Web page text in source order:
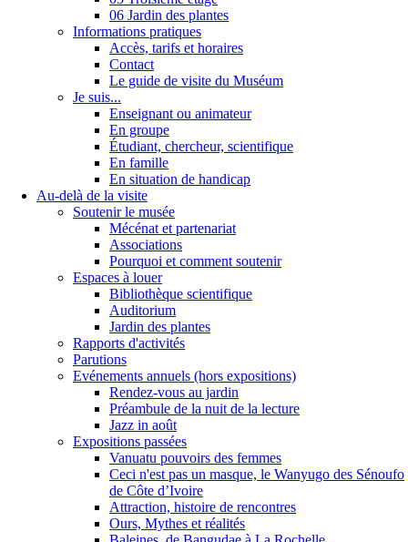
06 Jardin des plantes
Informations pratiques
Accès, tarifs et horaires
Contact
Le guide de visite du Muséum
Je suis...
Enseignant ou animateur
En groupe
Étudiant, chercheur, scientifique
En famille
En situation de handicap
Au-delà de la visite
Soutenir le musée
Mécénat et partenariat
Associations
Pourquoi et comment soutenir
Espaces à louer
Bibliothèque scientifique
Auditorium
Jardin des plantes
Rapports d'activités
Parutions
Evénements annuels (hors expositions)
Rendez-vous au jardin
Préambule de la nuit de la lecture
Jazz in août
Expositions passées
Vanuatu pouvoirs des femmes
Ceci n'est pas un masque, le Wanyugo des Sénoufo
de Côte d’Ivoire
Attraction, histoire de rencontres
Ours, Mythes et réalités